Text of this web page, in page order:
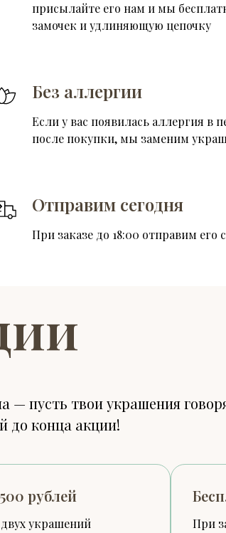
присылайте его нам и мы
замочек и удлиняющую цепочку
Без аллергии
Если у вас появилась аллергия в
после покупки, мы заменим
Отправим сегодня
При заказе до 18:00 отправим его
— пусть твои украшения
до конца акции!
рублей
украшений При